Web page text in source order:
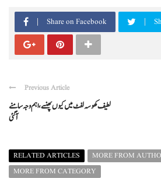
Share on Facebook
Previous Article
لطیف کھوسہ لفٹ میں کیوں پھنسے ، اہم وجہ سامنے
آگئی
RELATED ARTICLES
MORE FROM
MORE FROM CATEGORY